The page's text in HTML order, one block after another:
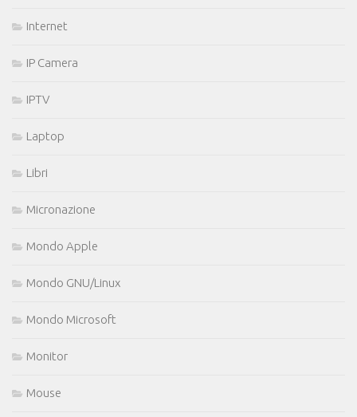
Internet
IP Camera
IPTV
Laptop
Libri
Micronazione
Mondo Apple
Mondo GNU/Linux
Mondo Microsoft
Monitor
Mouse